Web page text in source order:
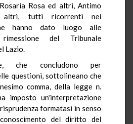
Rosa ed altri, Antimo
altri, tutti ricorrenti nei
hanno dato luogo alle
del Tribunale
Lazio.
che concludono per
questioni, sottolineano che
comma, della legge n.
imposto un'interpretazione
formatasi in senso
del diritto del